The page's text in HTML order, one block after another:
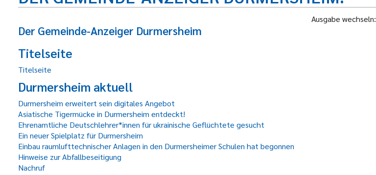
Ausgabe wechseln:
Der Gemeinde-Anzeiger Durmersheim
Titelseite
Titelseite
Durmersheim aktuell
Durmersheim erweitert sein digitales Angebot
Asiatische Tigermücke in Durmersheim entdeckt!
Ehrenamtliche Deutschlehrer*innen für ukrainische Geflüchtete gesucht
Ein neuer Spielplatz für Durmersheim
Einbau raumlufttechnischer Anlagen in den Durmersheimer Schulen hat begonnen
Hinweise zur Abfallbeseitigung
Nachruf